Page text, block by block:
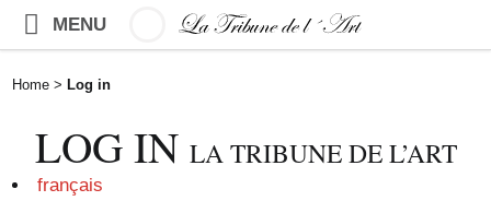
MENU
Home > Log in
LOG IN LA TRIBUNE DE L’ART
français